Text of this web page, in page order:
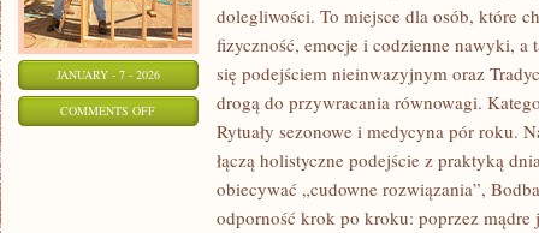
JANUARY - 7 - 2026
COMMENTS OFFON
NATURALNA
PIELĘGNACJA
dolegliwości. To miejsce dla osób, które
fizyczność, emocje i codzienne nawyki, a
się podejściem nieinwazyjnym oraz
drogą do przywracania równowagi.
Rytuały sezonowe i medycyna pór roku.
łączą holistyczne podejście z praktyką
obiecywać „cudowne rozwiązania”,
odporność krok po kroku: poprzez mądre